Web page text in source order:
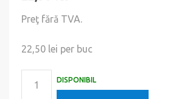
Preţ fără TVA.
22,50 lei per buc
DISPONIBIL